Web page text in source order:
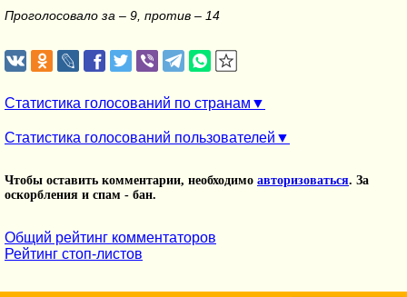
Проголосовало за – 9, против – 14
Статистика голосований по странам
Статистика голосований пользователей
Чтобы оставить комментарии, необходимо авторизоваться. За
оскорбления и спам - бан.
Общий рейтинг комментаторов
Рейтинг стоп-листов